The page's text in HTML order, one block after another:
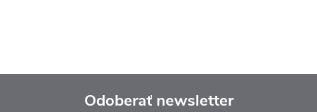
Odoberať newsletter